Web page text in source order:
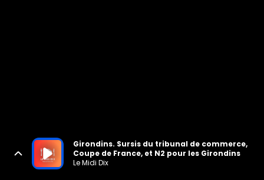
Girondins. Sursis du tribunal de commerce,
Coupe de France, et N2 pour les Girondins
Le Midi Dix